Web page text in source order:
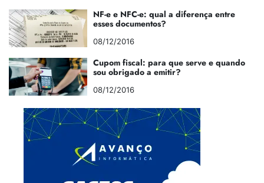
NF-e e NFC-e: qual a diferença entre
esses documentos?
08/12/2016
Cupom fiscal: para que serve e quando
sou obrigado a emitir?
08/12/2016